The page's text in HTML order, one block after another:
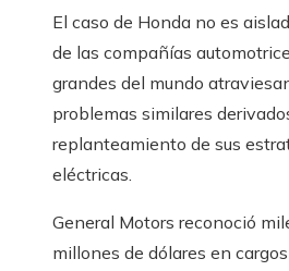
El caso de Honda no es
de las compañías
grandes del mundo
problemas similares
replanteamiento de sus
eléctricas.
General Motors reconoció
millones de dólares en cargos